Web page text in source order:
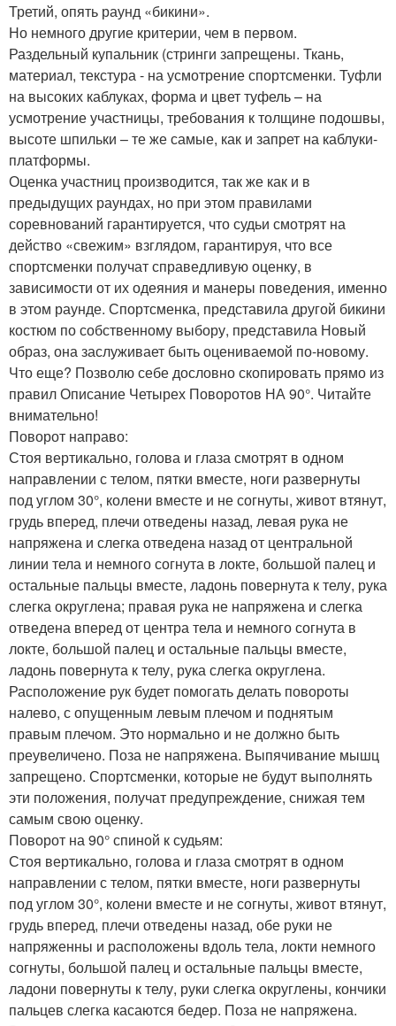
Третий, опять раунд «бикини».
Но немного другие критерии, чем в первом.
Раздельный купальник (стринги запрещены. Ткань,
материал, текстура - на усмотрение спортсменки. Туфли
на высоких каблуках, форма и цвет туфель – на
усмотрение участницы, требования к толщине подошвы,
высоте шпильки – те же самые, как и запрет на каблуки-
платформы.
Оценка участниц производится, так же как и в
предыдущих раундах, но при этом правилами
соревнований гарантируется, что судьи смотрят на
действо «свежим» взглядом, гарантируя, что все
спортсменки получат справедливую оценку, в
зависимости от их одеяния и манеры поведения, именно
в этом раунде. Спортсменка, представила другой бикини
костюм по собственному выбору, представила Новый
образ, она заслуживает быть оцениваемой по-новому.
Что еще? Позволю себе дословно скопировать прямо из
правил Описание Четырех Поворотов НА 90°. Читайте
внимательно!
Поворот направо:
Стоя вертикально, голова и глаза смотрят в одном
направлении с телом, пятки вместе, ноги развернуты
под углом 30°, колени вместе и не согнуты, живот втянут,
грудь вперед, плечи отведены назад, левая рука не
напряжена и слегка отведена назад от центральной
линии тела и немного согнута в локте, большой палец и
остальные пальцы вместе, ладонь повернута к телу, рука
слегка округлена; правая рука не напряжена и слегка
отведена вперед от центра тела и немного согнута в
локте, большой палец и остальные пальцы вместе,
ладонь повернута к телу, рука слегка округлена.
Расположение рук будет помогать делать повороты
налево, с опущенным левым плечом и поднятым
правым плечом. Это нормально и не должно быть
преувеличено. Поза не напряжена. Выпячивание мышц
запрещено. Спортсменки, которые не будут выполнять
эти положения, получат предупреждение, снижая тем
самым свою оценку.
Поворот на 90° спиной к судьям:
Стоя вертикально, голова и глаза смотрят в одном
направлении с телом, пятки вместе, ноги развернуты
под углом 30°, колени вместе и не согнуты, живот втянут,
грудь вперед, плечи отведены назад, обе руки не
напряженны и расположены вдоль тела, локти немного
согнуты, большой палец и остальные пальцы вместе,
ладони повернуты к телу, руки слегка округлены, кончики
пальцев слегка касаются бедер. Поза не напряжена.